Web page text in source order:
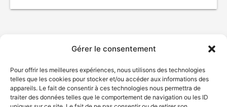
Gérer le consentement
Pour offrir les meilleures expériences, nous utilisons des technologies
telles que les cookies pour stocker et/ou accéder aux informations des
appareils. Le fait de consentir à ces technologies nous permettra de
traiter des données telles que le comportement de navigation ou les ID